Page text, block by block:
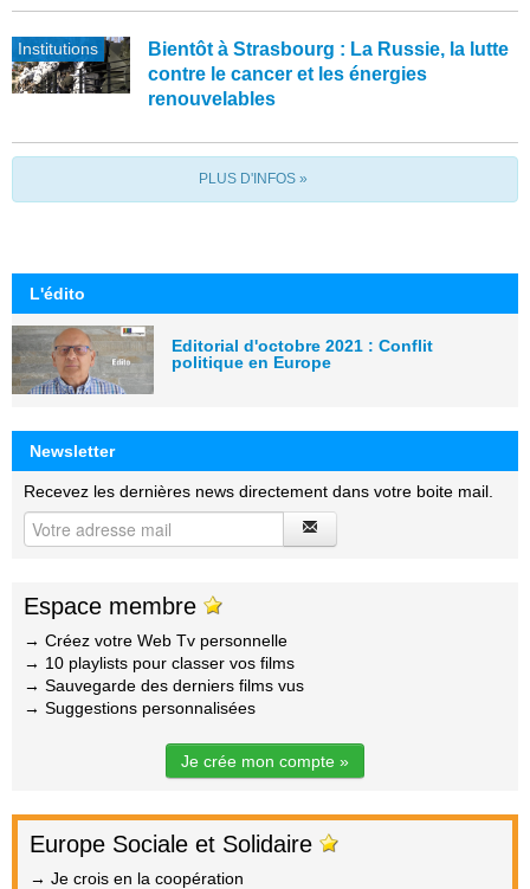
Institutions
Bientôt à Strasbourg : La Russie, la lutte
contre le cancer et les énergies
renouvelables
PLUS D'INFOS »
L'édito
Editorial d'octobre 2021 : Conflit
politique en Europe
Newsletter
Recevez les dernières news directement dans votre boite mail.
Espace membre
→ Créez votre Web Tv personnelle
→ 10 playlists pour classer vos films
→ Sauvegarde des derniers films vus
→ Suggestions personnalisées
Je crée mon compte »
Europe Sociale et Solidaire
→ Je crois en la coopération